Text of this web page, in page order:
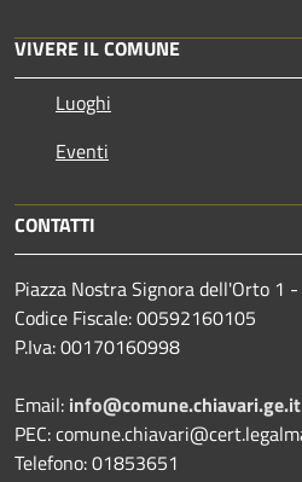
VIVERE IL COMUNE
Luoghi
Eventi
CONTATTI
Piazza Nostra Signora dell'Orto 1
Codice Fiscale: 00592160105
P.Iva: 00170160998
Email: info@comune.chiavari.ge.it
PEC:
Telefono: 01853651